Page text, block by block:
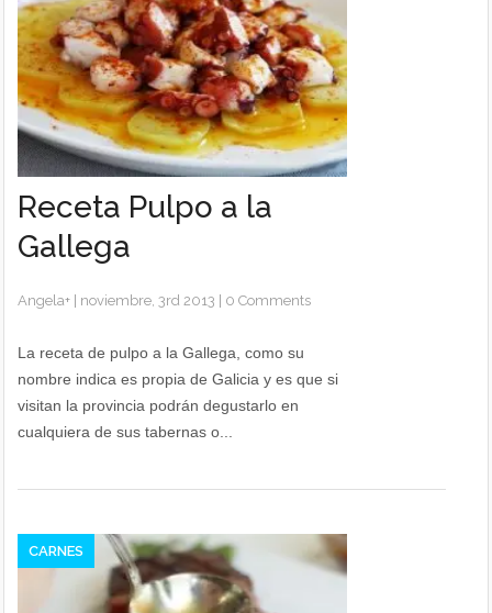
Receta Pulpo a la
Gallega
Angela+ noviembre, 3rd 2013 0 Comments
La receta de pulpo a la Gallega, como su
nombre indica es propia de Galicia y es que si
visitan la provincia podrán degustarlo en
cualquiera de sus tabernas o...
CARNES